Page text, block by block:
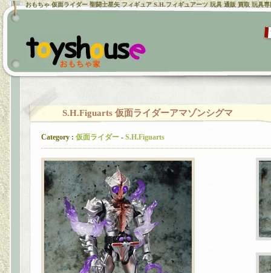
おもちゃ 仮面ライダー 聖闘士星矢 フィギュア S.H.フィギュアーツ 玩具 通販 買取 玩具
S.H.Figuarts 仮面ライダーアマゾンシグマ
Category : 仮面ライダー - S.H.Figuarts